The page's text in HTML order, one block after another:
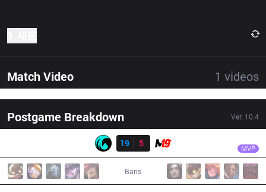
Match Video 1 videos
Postgame Breakdown Ver. 10.4
19
5 MVP
Bans